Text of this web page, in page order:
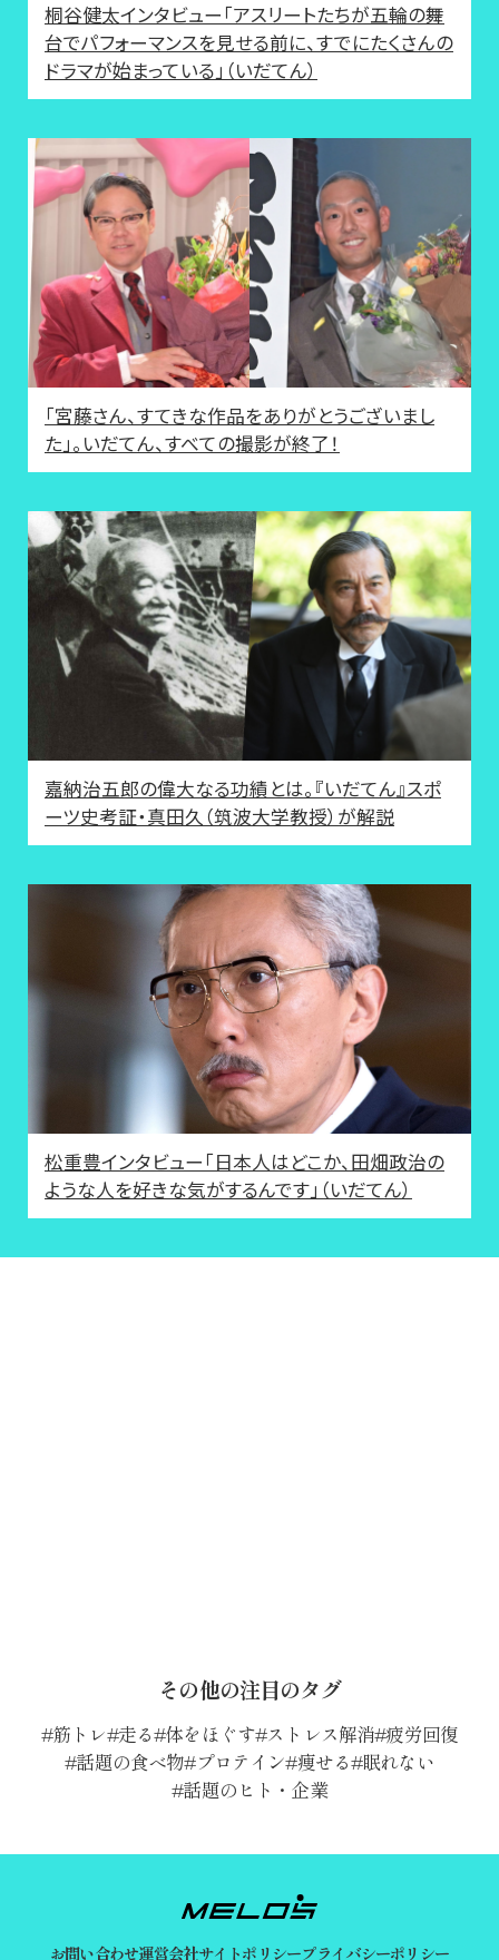
桐谷健太インタビュー「アスリートたちが五輪の舞
台でパフォーマンスを見せる前に、すでにたくさんの
ドラマが始まっている」（いだてん）
「宮藤さん、すてきな作品をありがとうございまし
た」。いだてん、すべての撮影が終了！
嘉納治五郎の偉大なる功績とは。『いだてん』スポ
ーツ史考証・真田久（筑波大学教授）が解説
松重豊インタビュー「日本人はどこか、田畑政治の
ような人を好きな気がするんです」（いだてん）
その他の注目のタグ
筋トレ 走る 体をほぐす ストレス解消 疲労回復
話題の食べ物 プロテイン 痩せる 眠れない
話題のヒト・企業
お問い合わせ運営会社サイトポリシープライバシーポリシー